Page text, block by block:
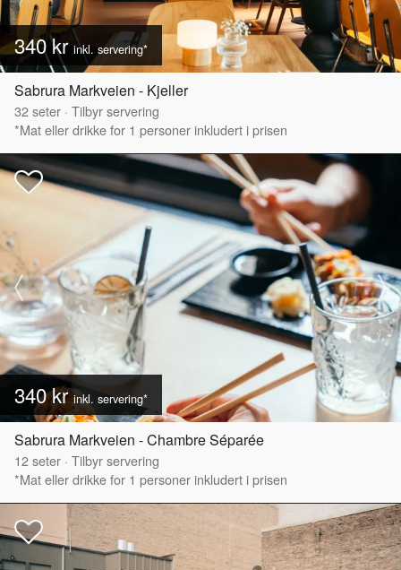
340 kr inkl. servering*
Sabrura Markveien - Kjeller
32seter · Tilbyr servering
*Mat eller drikke for 1 personer inkludert i prisen
340 krinkl. servering*
Sabrura Markveien - Chambre Séparée
12seter · Tilbyr servering
*Mat eller drikke for 1 personer inkludert i prisen